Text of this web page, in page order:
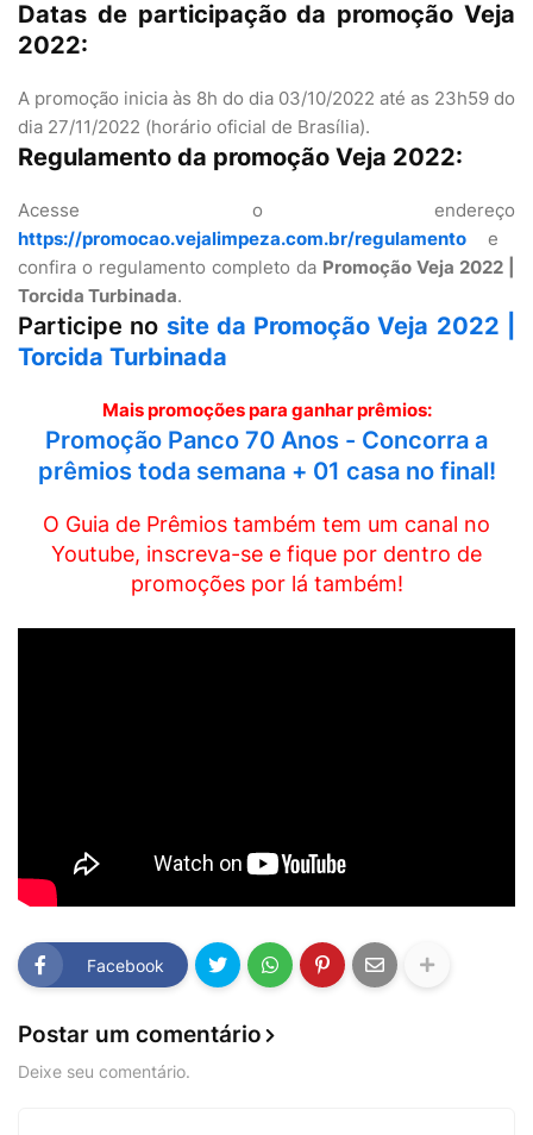
Datas de participação da promoção Veja
2022:
A promoção inicia às 8h do dia 03/10/2022 até as 23h59 do
dia 27/11/2022 (horário oficial de Brasília).
Regulamento da promoção Veja 2022:
Acesse o endereço
https://promocao.vejalimpeza.com.br/regulamento e
confira o regulamento completo da Promoção Veja 2022 |
Torcida Turbinada.
Participe no site da Promoção Veja 2022 |
Torcida Turbinada
Mais promoções para ganhar prêmios:
Promoção Panco 70 Anos - Concorra a
prêmios toda semana + 01 casa no final!
O Guia de Prêmios também tem um canal no
Youtube, inscreva-se e fique por dentro de
promoções por lá também!
Facebook
Postar um comentário
Deixe seu comentário.